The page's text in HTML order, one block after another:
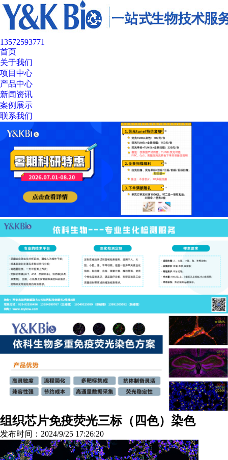
13572593771
首页
关于我们
项目中心
产品中心
新闻资讯
案例展示
联系我们
组织芯片免疫荧光三标（四色）染色
发布时间：2024/9/25 17:26:20